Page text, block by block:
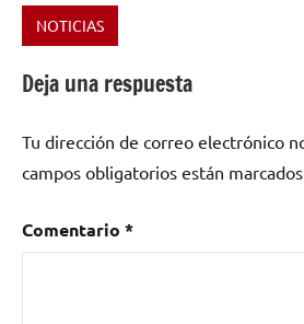
Etiquetado
Fractured,
Soul,
Magda
Robert
NOTICIAS
Deja una respuesta
Tu dirección de correo electrónico
campos obligatorios están
Comentario *